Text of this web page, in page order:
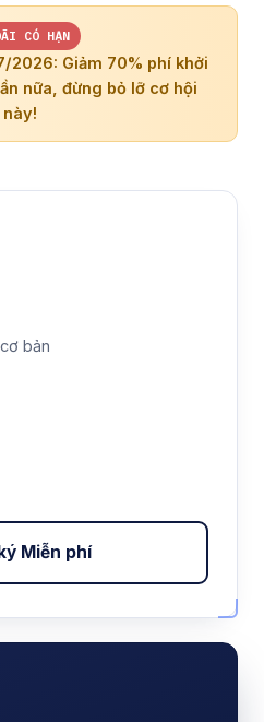
CÓ HẠN
2026: Giảm 70% phí khởi
nữa, đừng bỏ lỡ cơ hội
này!
bản
Miễn phí